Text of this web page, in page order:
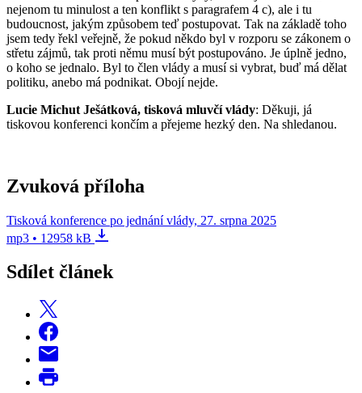
nejenom tu minulost a ten konflikt s paragrafem 4 c), ale i tu
budoucnost, jakým způsobem teď postupovat. Tak na základě toho
jsem tedy řekl veřejně, že pokud někdo byl v rozporu se zákonem o
střetu zájmů, tak proti němu musí být postupováno. Je úplně jedno,
o koho se jednalo. Byl to člen vlády a musí si vybrat, buď má dělat
politiku, anebo má podnikat. Obojí nejde.
Lucie Michut Ješátková, tisková mluvčí vlády: Děkuji, já
tiskovou konferenci končím a přejeme hezký den. Na shledanou.
Zvuková příloha
Tisková konference po jednání vlády, 27. srpna 2025
mp3 • 12958 kB
Sdílet článek